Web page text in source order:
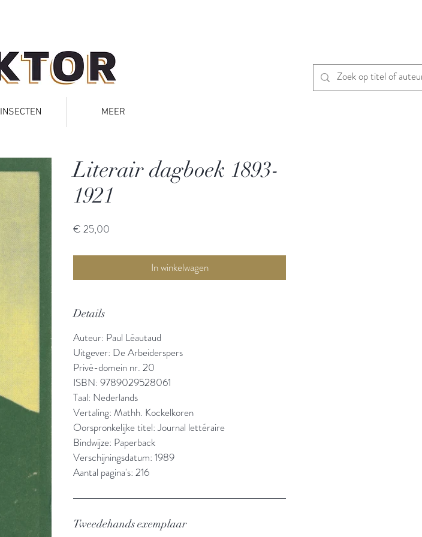
INSECTEN MEER
Literair dagboek 1893-
1921
€ 25,00
In winkelwagen
Details
Auteur: Paul Léautaud
Uitgever: De Arbeiderspers
Privé-domein nr. 20
ISBN: 9789029528061
Taal: Nederlands
Vertaling: Mathh. Kockelkoren
Oorspronkelijke titel: Journal lettéraire
Bindwijze: Paperback
Verschijningsdatum: 1989
Aantal pagina's: 216
Tweedehands exemplaar